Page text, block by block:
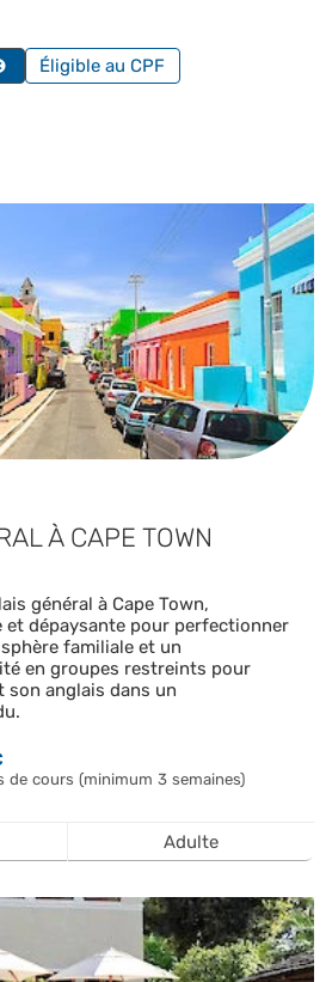
Éligible au CPF
À CAPE TOWN
général à Cape Town,
dépaysante pour perfectionner
familiale et un
en groupes restreints pour
son anglais dans un
de cours (minimum 3 semaines)
Adulte